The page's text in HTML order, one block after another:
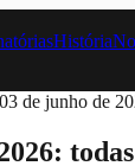
História
03 de junho de